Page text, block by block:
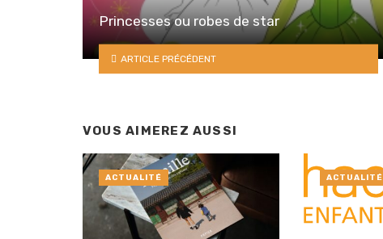
Princesses ou robes de star
ARTICLE PRÉCÉDENT
VOUS AIMEREZ AUSSI
ACTUALITÉ ACTUALITÉ